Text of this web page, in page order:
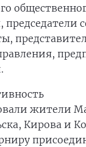
председатели
жители
Кирова и